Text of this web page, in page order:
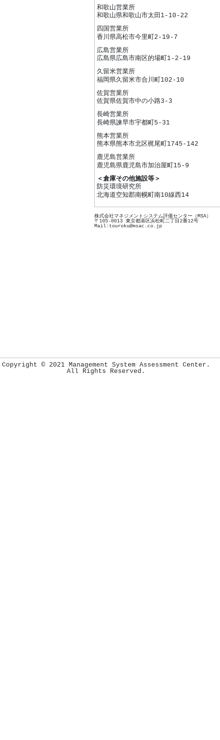
和歌山営業所
和歌山県和歌山市太田1-10-22
四国営業所
香川県高松市今里町2-19-7
広島営業所
広島県広島市南区的場町1-2-19
久留米営業所
福岡県久留米市合川町102-10
佐賀営業所
佐賀県佐賀市中の小路3-3
長崎営業所
長崎県諫早市宇都町5-31
熊本営業所
熊本県熊本市北区梶尾町1745-142
鹿児島営業所
鹿児島県鹿児島市加治屋町15-9
＜倉庫その他施設等＞
防災環境研究所
北海道空知郡南幌町南10線西14
株式会社マネジメントシステム評価センター（MSA）
〒105-0013 東京都港区浜松町二丁目2番12号
Mail:touroku@msac.co.jp
Copyright © 2021 Management System Assessment Center.
All Rights Reserved.